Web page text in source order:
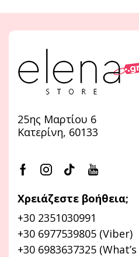
25ης Μαρτίου 6
Κατερίνη, 60133
Χρειάζεστε βοήθεια;
+30 2351030991
+30 6977539805 (Viber)
+30 6983637325